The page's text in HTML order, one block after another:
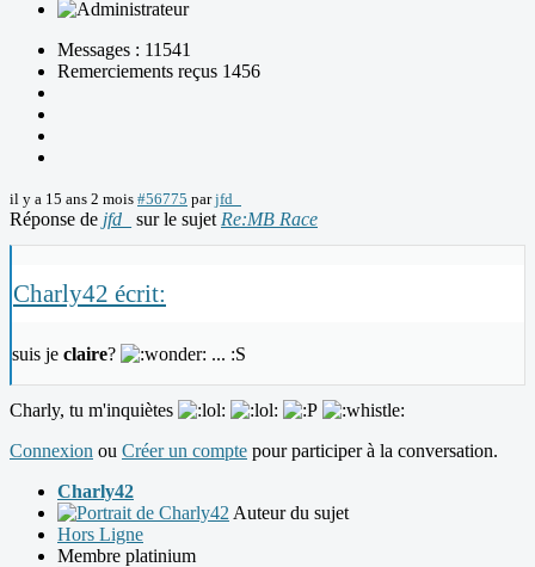
Messages : 11541
Remerciements reçus 1456
il y a 15 ans 2 mois #56775 parjfd_
Réponse de jfd_ sur le sujet Re:MB Race
Charly42 écrit:
suis je claire? ... :S
Charly, tu m'inquiètes
Connexion ou Créer un compte pour participer à la conversation.
Charly42
Auteur du sujet
Hors Ligne
Membre platinium